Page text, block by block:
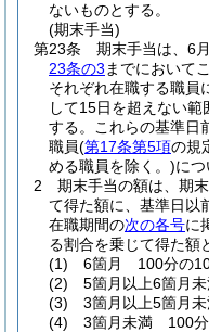
ないものとする。
(期末手当)
第23条
期末手当は、6
23条の3 までにおいて
それぞれ在職する職員
して15日を超えない
する。
これらの基準日
職員(第17条第5項の規
める職員を除く。)につ
2
期末手当の額は、期
て得た額に、基準日以
在職期間の次の各号に
る割合を乗じて得た額
(1)
6箇月 100分の
(2)
5箇月以上6箇月
(3)
3箇月以上5箇月
(4)
3箇月未満 100